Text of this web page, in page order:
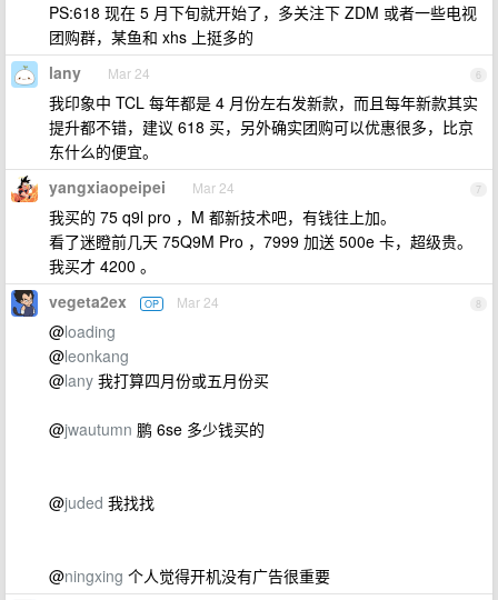
PS:618 现在 5 月下旬就开始了，多关注下 ZDM 或者一些电视
团购群，某鱼和 xhs 上挺多的
6
lany Mar 24
我印象中 TCL 每年都是 4 月份左右发新款，而且每年新款其实
提升都不错，建议 618 买，另外确实团购可以优惠很多，比京
东什么的便宜。
7
yangxiaopeipei Mar 24
我买的 75 q9l pro ，M 都新技术吧，有钱往上加。
看了迷瞪前几天 75Q9M Pro ，7999 加送 500e 卡，超级贵。
我买才 4200 。
8
vegeta2ex OP Mar 24
@loading
@leonkang
@lany 我打算四月份或五月份买
@jwautumn 鹏 6se 多少钱买的
@juded 我找找
@ningxing 个人觉得开机没有广告很重要